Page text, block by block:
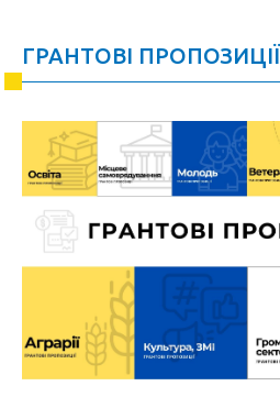
ГРАНТОВІ ПРОПОЗИЦІЇ